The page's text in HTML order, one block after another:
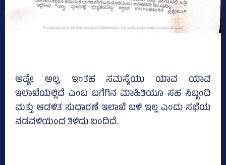
ಅಷ್ಟೇ ಅಲ್ಲ, ಇಂತಹ ಸಮಸ್ಯೆಯು ಯಾವ ಯಾವ
ಇಲಾಖೆಯಲ್ಲಿದೆ ಎಂಬ ಬಗೆಗಿನ ಮಾಹಿತಿಯೂ ಸಹ ಸಿಬ್ಬಂದಿ
ಮತ್ತು ಆಡಳಿತ ಸುಧಾರಣೆ ಇಲಾಖೆ ಬಳಿ ಇಲ್ಲ ಎಂದು ಸಭೆಯ
ನಡವಳಿಯಿಂದ ತಿಳಿದು ಬಂದಿದೆ.